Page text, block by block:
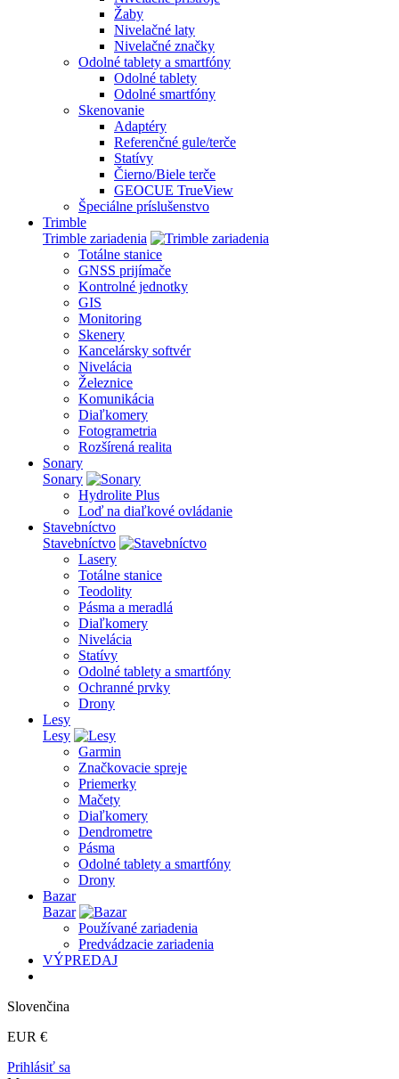
Žaby
Nivelačné laty
Nivelačné značky
Odolné tablety a smartfóny
Odolné tablety
Odolné smartfóny
Skenovanie
Adaptéry
Referenčné gule/terče
Statívy
Čierno/Biele terče
GEOCUE TrueView
Špeciálne príslušenstvo
Trimble
Trimble zariadenia
Totálne stanice
GNSS prijímače
Kontrolné jednotky
GIS
Monitoring
Skenery
Kancelársky softvér
Nivelácia
Železnice
Komunikácia
Diaľkomery
Fotogrametria
Rozšírená realita
Sonary
Sonary
Hydrolite Plus
Loď na diaľkové ovládanie
Stavebníctvo
Stavebníctvo
Lasery
Totálne stanice
Teodolity
Pásma a meradlá
Diaľkomery
Nivelácia
Statívy
Odolné tablety a smartfóny
Ochranné prvky
Drony
Lesy
Lesy
Garmin
Značkovacie spreje
Priemerky
Mačety
Diaľkomery
Dendrometre
Pásma
Odolné tablety a smartfóny
Drony
Bazar
Bazar
Používané zariadenia
Predvádzacie zariadenia
VÝPREDAJ
Slovenčina
EUR €
Prihlásiť sa